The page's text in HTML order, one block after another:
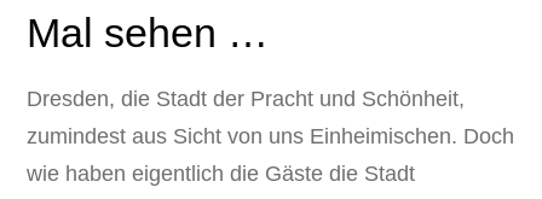
Mal sehen …
Dresden, die Stadt der Pracht und Schönheit,
zumindest aus Sicht von uns Einheimischen. Doch
wie haben eigentlich die Gäste die Stadt